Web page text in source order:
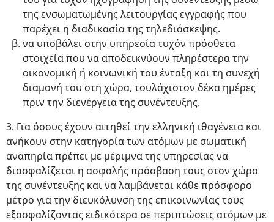
της ενσωματωμένης λειτουργίας εγγραφής που
παρέχει η διαδικασία της τηλεδιάσκεψης.
να υποβάλει στην υπηρεσία τυχόν πρόσθετα
στοιχεία που να αποδεικνύουν πληρέστερα την
οικονομική ή κοινωνική του ένταξη και τη συνεχή
διαμονή του στη χώρα, τουλάχιστον δέκα ημέρες
πριν την διενέργεια της συνέντευξης.
3. Για όσους έχουν αιτηθεί την ελληνική ιθαγένεια και
ανήκουν στην κατηγορία των ατόμων με σωματική
αναπηρία πρέπει με μέριμνα της υπηρεσίας να
διασφαλίζεται η ασφαλής πρόσβαση τους στον χώρο
της συνέντευξης και να λαμβάνεται κάθε πρόσφορο
μέτρο για την διευκόλυνση της επικοινωνίας τους
εξασφαλίζοντας ειδικότερα σε περιπτώσεις ατόμων με